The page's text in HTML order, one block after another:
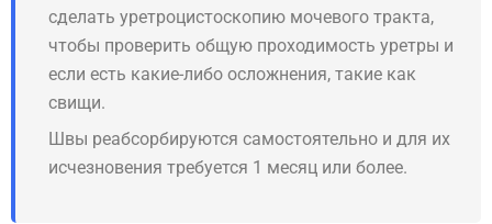
сделать уретроцистоскопию мочевого тракта,
чтобы проверить общую проходимость уретры и
если есть какие-либо осложнения, такие как
свищи.
Швы реабсорбируются самостоятельно и для их
исчезновения требуется 1 месяц или более.